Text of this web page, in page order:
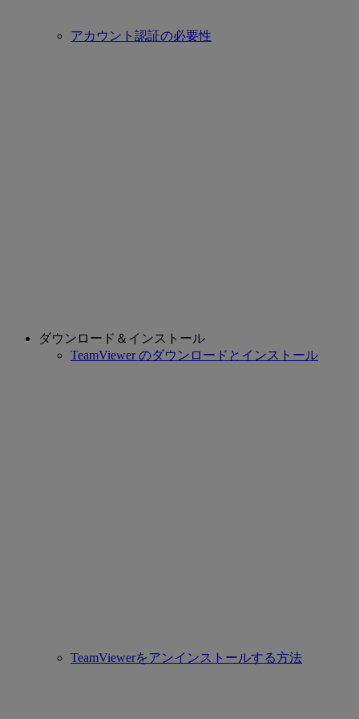
アカウント認証の必要性
ダウンロード＆インストール
TeamViewer のダウンロードとインストール
TeamViewerをアンインストールする方法